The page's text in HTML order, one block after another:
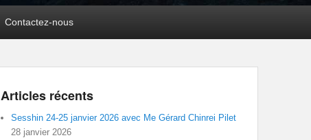
Contactez-nous
Articles récents
Sesshin 24-25 janvier 2026 avec Me Gérard Chinrei Pilet
28 janvier 2026